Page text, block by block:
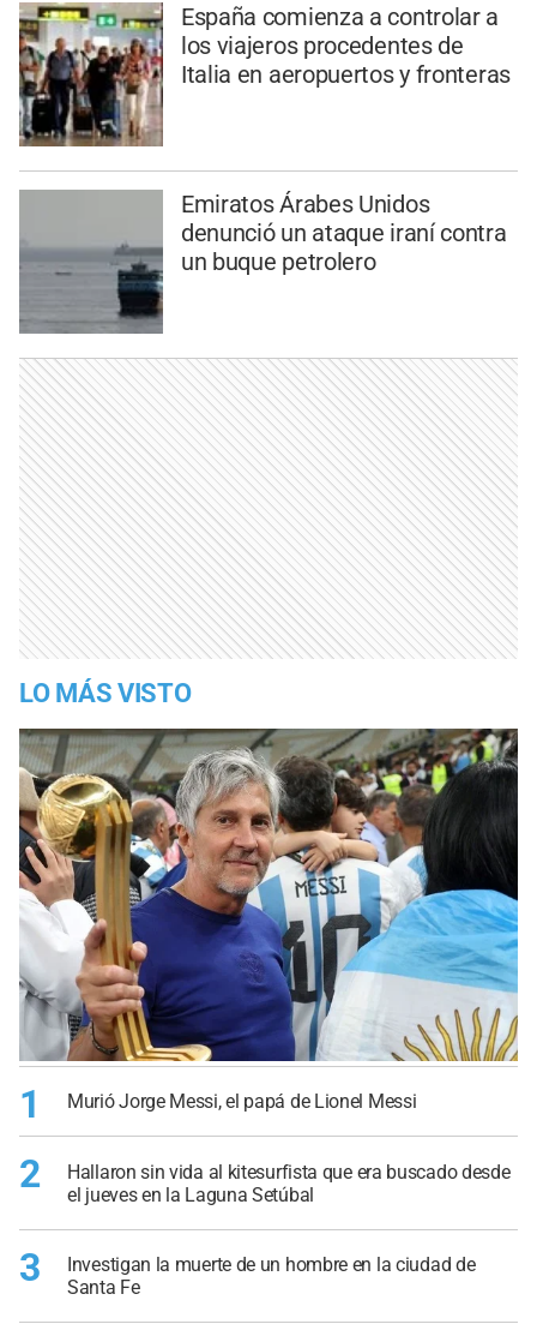
España comienza a controlar a
los viajeros procedentes de
Italia en aeropuertos y fronteras
Emiratos Árabes Unidos
denunció un ataque iraní contra
un buque petrolero
LO MÁS VISTO
1 Murió Jorge Messi, el papá de Lionel Messi
2
Hallaron sin vida al kitesurfista que era buscado desde
el jueves en la Laguna Setúbal
3
Investigan la muerte de un hombre en la ciudad de
Santa Fe